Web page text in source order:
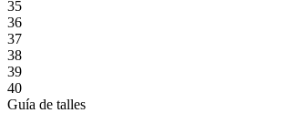
35
36
37
38
39
40
Guía de talles